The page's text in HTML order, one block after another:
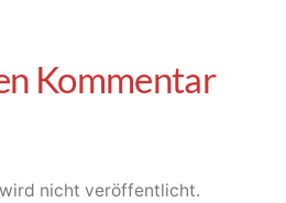
nicht veröffentlicht.